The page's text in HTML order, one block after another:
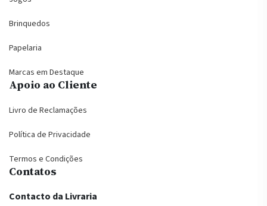
Brinquedos
Papelaria
Marcas em Destaque
Apoio ao Cliente
Livro de Reclamações
Política de Privacidade
Termos e Condições
Contatos
Contacto da Livraria